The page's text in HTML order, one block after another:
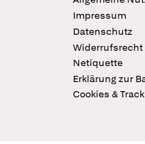
Impressum
Datenschutz
Widerrufsrecht
Netiquette
Erklärung zur
Cookies &